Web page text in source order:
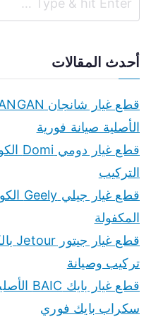
أحدث المقالات
الأصلية صيانة فورية
التركيب
المكفولة
تركيب وصيانة
سكراب بايك فوري